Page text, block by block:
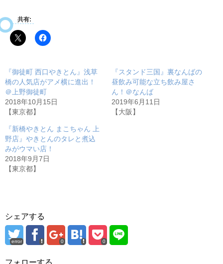
共有:
『御徒町 西口やきとん』浅草
橋の人気店がアメ横に進出！
＠上野御徒町
2018年10月15日
【東京都】
『スタンド三国』裏なんばの
昼飲み可能な立ち飲み屋さ
ん！＠なんば
2019年6月11日
【大阪】
『新橋やきとん まこちゃん 上
野店』やきとんのタレと煮込
みがウマい店！
2018年9月7日
【東京都】
シェアする
error 0 0